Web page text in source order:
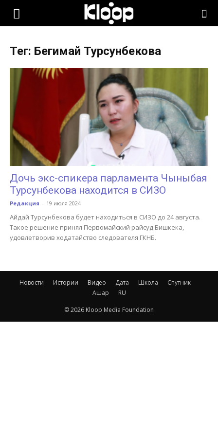
KLOOP.KG
Новости
Кыргызстана
Тег: Бегимай Турсунбекова
Дочь экс-спикера парламента Чыныбая
Турсунбекова находится в СИЗО
Редакция - 19 июля 2024
Айдай Турсунбекова будет находиться в СИЗО до 24 августа.
Такое решение принял Первомайский райсуд Бишкека,
удовлетворив ходатайство следователя ГКНБ.
Новости Истории Видео Дата Школа
Спутник
Ашар
RU
© 2026 Kloop Media Foundation